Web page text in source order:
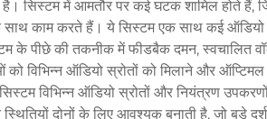
सिस्टम में आमतौर पर कई घटक शामिल होते
काम करते हैं। ये सिस्टम एक साथ कई ऑडियो
के पीछे की तकनीक में फीडबैक दमन, स्वचालित
को विभिन्न ऑडियो स्रोतों को मिलाने और
विभिन्न ऑडियो स्रोतों और नियंत्रण
दोनों के लिए आवश्यक बनाती है, जो बड़े